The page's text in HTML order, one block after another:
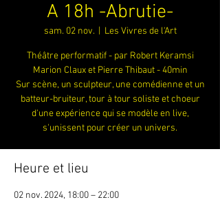
A 18h -Abrutie-
sam. 02 nov.
  |
Les Vivres de l'Art
Théâtre performatif - par Robert Keramsi
Marion Claux et Pierre Thibaut - 40min
Sur scène, un sculpteur, une comédienne et un
batteur-bruiteur, tour à tour soliste et choeur
d'une expérience qui se modèle en live,
s'unissent pour créer un univers.
Heure et lieu
02 nov. 2024, 18:00 – 22:00